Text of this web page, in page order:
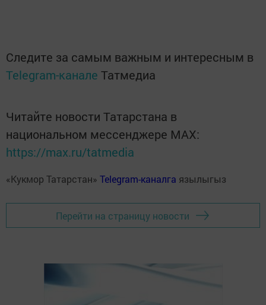
Следите за самым важным и интересным в
Telegram-канале Татмедиа
Читайте новости Татарстана в
национальном мессенджере MАХ:
https://max.ru/tatmedia
«Кукмор Татарстан» Telegram-каналга язылыгыз
Перейти на страницу новости